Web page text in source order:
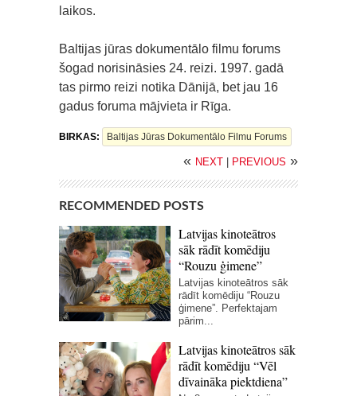
laikos.
Baltijas jūras dokumentālo filmu forums
šogad norisināsies 24. reizi. 1997. gadā
tas pirmo reizi notika Dānijā, bet jau 16
gadus foruma mājvieta ir Rīga.
BIRKAS: Baltijas Jūras Dokumentālo Filmu Forums
« NEXT PREVIOUS »
RECOMMENDED POSTS
Latvijas kinoteātros
sāk rādīt komēdiju
“Rouzu ģimene”
Latvijas kinoteātros sāk
rādīt komēdiju “Rouzu
ģimene”. Perfektajam
pārim...
Latvijas kinoteātros sāk
rādīt komēdiju “Vēl
dīvaināka piektdiena”